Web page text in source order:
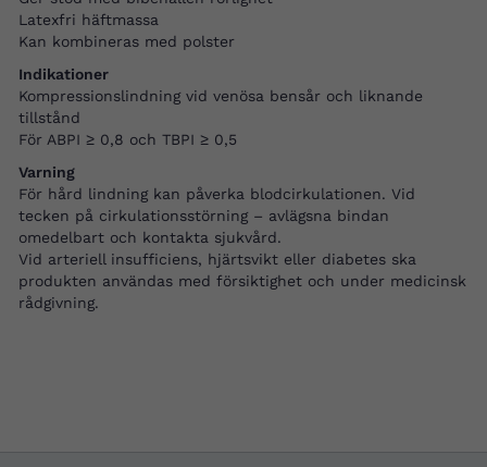
Latexfri häftmassa
Kan kombineras med polster
Indikationer
Kompressionslindning vid venösa bensår och liknande
tillstånd
För ABPI ≥ 0,8 och TBPI ≥ 0,5
Varning
För hård lindning kan påverka blodcirkulationen. Vid
tecken på cirkulationsstörning – avlägsna bindan
omedelbart och kontakta sjukvård.
Vid arteriell insufficiens, hjärtsvikt eller diabetes ska
produkten användas med försiktighet och under medicinsk
rådgivning.